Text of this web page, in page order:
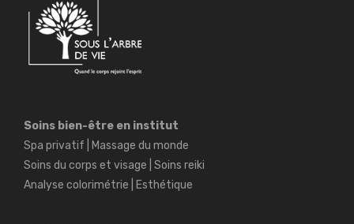
Soins bien-être en institut
Spa privatif | Massage du monde
Soins du corps et visage | Soins reiki
Analyse colorimétrie | Esthétique